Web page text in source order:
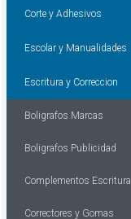
Corte y Adhesivos
Escolar y Manualidades
Escritura y Correccion
Boligrafos Marcas
Boligrafos Publicidad
Complementos Escritura
Correctores y Gomas